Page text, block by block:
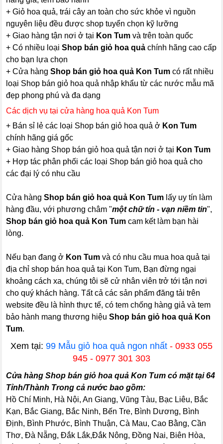
+ Giỏ hoa quả, trái cây an toàn cho sức khỏe vì nguồn
nguyên liệu đều được shop tuyển chọn kỹ lưỡng
+ Giao hàng tận nơi ở tại Kon Tum và trên toàn quốc
+ Có nhiều loạiShop bán giỏ hoa quả chính hãng cao cấp
cho bạn lựa chọn
+ Cửa hàngShop bán giỏ hoa quả Kon Tum có rất nhiều
loại Shop bán giỏ hoa quả nhập khẩu từ các nước mẫu mã
đẹp phong phú và đa dạng
Các dịch vụ tại cửa hàng hoa quả Kon Tum
+ Bán sỉ lẻ các loại Shop bán giỏ hoa quả ở Kon Tum
chính hãng giá gốc
+ Giao hàng Shop bán giỏ hoa quả tận nơi ở tại Kon Tum
+ Hợp tác phân phối các loại Shop bán giỏ hoa quả cho
các đại lý có nhu cầu
Cửa hàngShop bán giỏ hoa quả Kon Tum lấy uy tín làm
hàng đầu, với phương châm "một chữ tín - vạn niềm tin",
Shop bán giỏ hoa quả Kon Tum cam kết làm bạn hài
lòng.
Nếu bạn đang ở Kon Tum và có nhu cầu mua hoa quả tại
địa chỉ shop bán hoa quả tại Kon Tum, Bạn đừng ngại
khoảng cách xa, chúng tôi sẽ cử nhân viên trở tới tận nơi
cho quý khách hàng. Tất cả các sản phẩm đăng tải trên
website đều là hình thực tế, có tem chống hàng giả và tem
bảo hành mang thương hiệuShop bán giỏ hoa quả Kon
Tum.
Xem tại: 99 Mẫu giỏ hoa quả ngon nhất - 0933 055
945 - 0977 301 303
Cửa hàng Shop bán giỏ hoa quả Kon Tum có mặt tại 64
Tỉnh/Thành Trong cả nước bao gồm:
Hồ Chí Minh, Hà Nội, An Giang, Vũng Tàu, Bạc Liêu, Bắc
Kạn, Bắc Giang, Bắc Ninh, Bến Tre, Bình Dương, Bình
Định, Bình Phước, Bình Thuận, Cà Mau, Cao Bằng, Cần
Thơ, Đà Nẵng, Đắk Lắk,Đắk Nông, Đồng Nai, Biên Hòa,